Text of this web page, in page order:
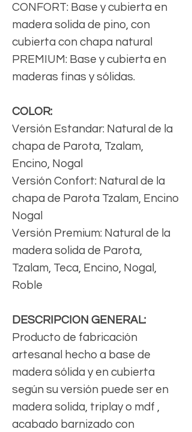
CONFORT: Base y cubierta en
madera solida de pino, con
cubierta con chapa natural
PREMIUM: Base y cubierta en
maderas finas y sólidas.
COLOR:
Versión Estandar: Natural de la
chapa de Parota, Tzalam,
Encino, Nogal
Versión Confort: Natural de la
chapa de Parota Tzalam, Encino
Nogal
Versión Premium: Natural de la
madera solida de Parota,
Tzalam, Teca, Encino, Nogal,
Roble
DESCRIPCION GENERAL:
Producto de fabricación
artesanal hecho a base de
madera sólida y en cubierta
según su versión puede ser en
madera solida, triplay o mdf ,
acabado barnizado con